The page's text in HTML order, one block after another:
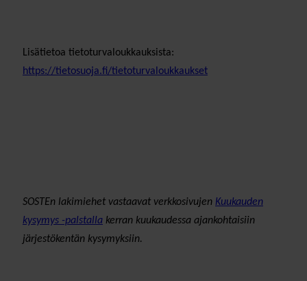
Lisätietoa tietoturvaloukkauksista:
https://tietosuoja.fi/tietoturvaloukkaukset
SOSTEn lakimiehet vastaavat verkkosivujen Kuukauden
kysymys -palstalla kerran kuukaudessa ajankohtaisiin
järjestökentän kysymyksiin.